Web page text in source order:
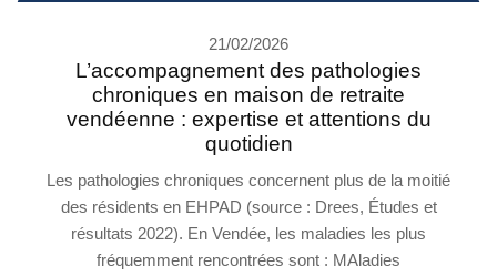
21/02/2026
L’accompagnement des pathologies
chroniques en maison de retraite
vendéenne : expertise et attentions du
quotidien
Les pathologies chroniques concernent plus de la moitié
des résidents en EHPAD (source : Drees, Études et
résultats 2022). En Vendée, les maladies les plus
fréquemment rencontrées sont : MAladies